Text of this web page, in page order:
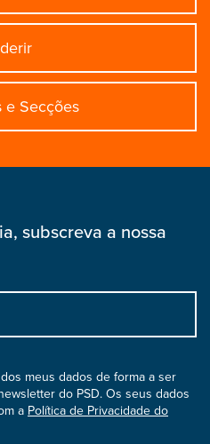
e Secções
subscreva a nossa
meus dados de forma a ser
do PSD. Os seus dados
a Política de Privacidade do